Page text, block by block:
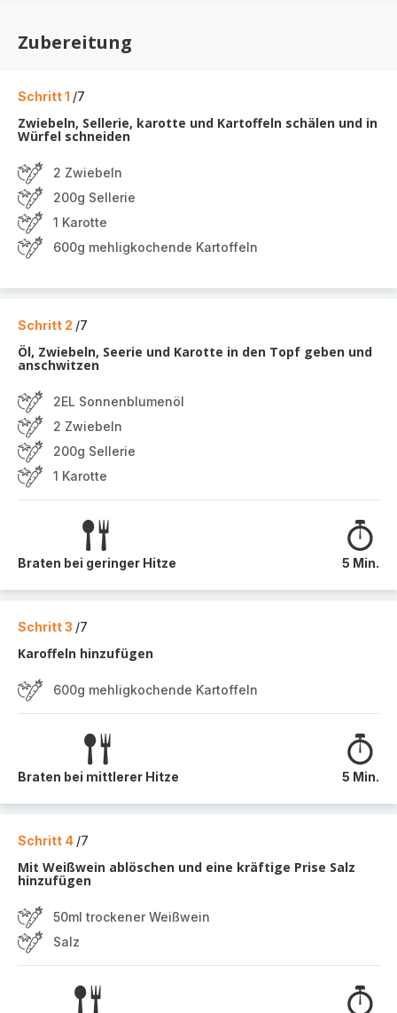
Zubereitung
Schritt 1 /7
Zwiebeln, Sellerie, karotte und Kartoffeln schälen und in
Würfel schneiden
2 Zwiebeln
200g Sellerie
1 Karotte
600g mehligkochende Kartoffeln
Schritt 2 /7
Öl, Zwiebeln, Seerie und Karotte in den Topf geben und
anschwitzen
2EL Sonnenblumenöl
2 Zwiebeln
200g Sellerie
1 Karotte
Braten bei geringer Hitze 5 Min.
Schritt 3 /7
Karoffeln hinzufügen
600g mehligkochende Kartoffeln
Braten bei mittlerer Hitze 5 Min.
Schritt 4 /7
Mit Weißwein ablöschen und eine kräftige Prise Salz
hinzufügen
50ml trockener Weißwein
Salz